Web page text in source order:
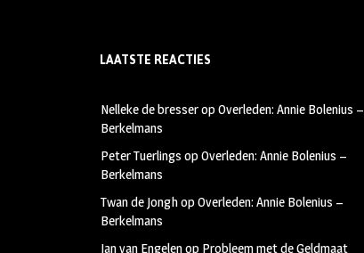
LAATSTE REACTIES
Nelleke de bresseropOverleden: Annie Bolenius –
Berkelmans
Peter Tuerlings opOverleden: Annie Bolenius –
Berkelmans
Twan de JonghopOverleden: Annie Bolenius –
Berkelmans
Jan van Engelenop Probleem met de Geldmaat